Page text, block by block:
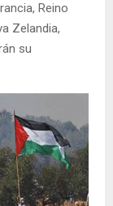
Reino
Zelandia,
su